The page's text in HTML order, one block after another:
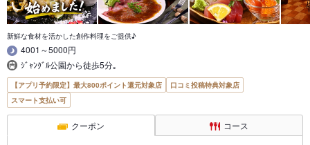
新鮮な食材を活かした創作料理をご提供♪
4001～5000円
ｼﾞｬﾝｸﾞﾙ公園から徒歩5分｡
【アプリ予約限定】最大800ポイント還元対象店
口コミ投稿特典対象店
スマート支払い可
クーポン コース